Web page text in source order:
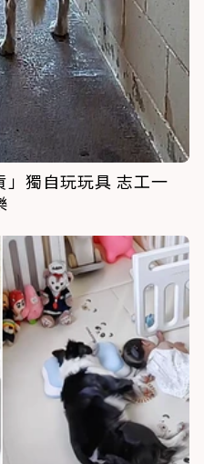
」獨自玩玩具 志工一